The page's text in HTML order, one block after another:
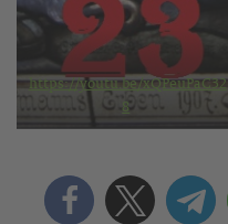
https://youtu.be/xQPeuPaC32
8